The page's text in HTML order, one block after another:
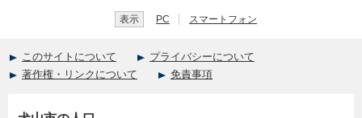
表示 PC スマートフォン
このサイトについて
プライバシーについて
著作権・リンクについて
免責事項